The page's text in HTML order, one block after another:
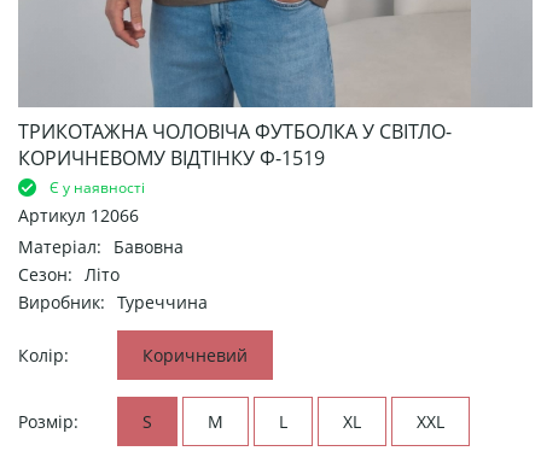
ТРИКОТАЖНА ЧОЛОВІЧА ФУТБОЛКА У СВІТЛО-
КОРИЧНЕВОМУ ВІДТІНКУ Ф-1519
Є у наявності
Артикул 12066
Матеріал:
Бавовна
Сезон:
Літо
Виробник: Туреччина
Колір: Коричневий
Розмір: S M L XL XXL